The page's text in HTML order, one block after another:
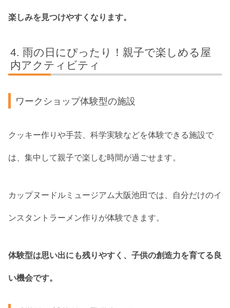
楽しみを見つけやすくなります。
雨の日にぴったり！親子で楽しめる屋
内アクティビティ
ワークショップ体験型の施設
クッキー作りや手芸、科学実験などを体験できる施設で
は、集中して親子で楽しむ時間が過ごせます。
カップヌードルミュージアム大阪池田では、自分だけのイ
ンスタントラーメン作りが体験できます。
体験型は思い出にも残りやすく、子供の創造力を育てる良
い機会です。